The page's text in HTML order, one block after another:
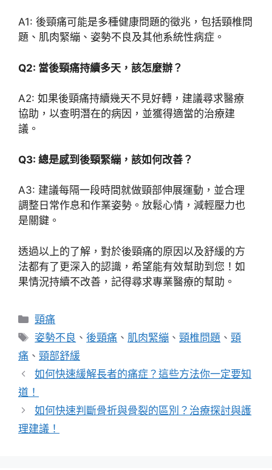
A1: 後頸痛可能是多種健康問題的徵兆，包括頸椎問
題、肌肉緊繃、姿勢不良及其他系統性病症。
Q2: 當後頸痛持續多天，該怎麼辦？
A2: 如果後頸痛持續幾天不見好轉，建議尋求醫療
協助，以查明潛在的病因，並獲得適當的治療建
議。
Q3: 總是感到後頸緊繃，該如何改善？
A3: 建議每隔一段時間就做頸部伸展運動，並合理
調整日常作息和作業姿勢。放鬆心情，減輕壓力也
是關鍵。
透過以上的了解，對於後頸痛的原因以及舒緩的方
法都有了更深入的認識，希望能有效幫助到您！如
果情況持續不改善，記得尋求專業醫療的幫助。
分
類
頸痛
標
籤
姿勢不良 、後頸痛 、 肌肉緊繃 、頸椎問題 、頸
痛 、 頸部舒緩
如何快速緩解長者的痛症？這些方法你一定要知
道！
如何快速判斷骨折與骨裂的區別？治療探討與護
理建議！